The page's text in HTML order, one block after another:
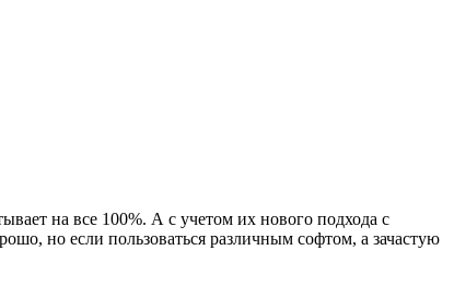
на все 100%. А с учетом их нового подхода с
но если пользоваться различным софтом, а зачастую